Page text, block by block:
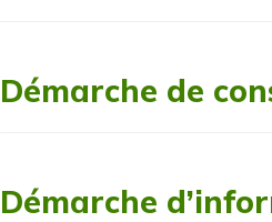
Démarche de
Démarche